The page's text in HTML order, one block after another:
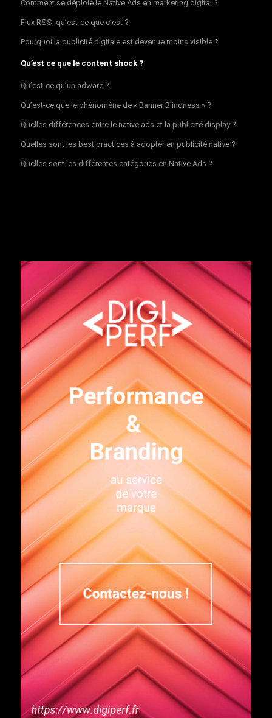
Comment se déploie le Native Ads en marketing digital ?
Flux RSS, qu’est-ce que c’est ?
Pourquoi la publicité digitale est devenue moins visible ?
Qu’est ce que le content shock ?
Qu’est-ce qu’un adware ?
Qu’est-ce que le phénomène de « Banner Blindness » ?
Quelles différences entre le native ads et la publicité display ?
Quelles sont les best practices à adopter en publicité native ?
Quelles sont les différentes catégories en Native Ads ?